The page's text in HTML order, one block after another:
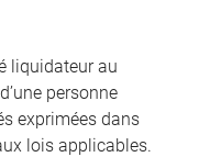
liquidateur au
personne
exprimées dans
lois applicables.